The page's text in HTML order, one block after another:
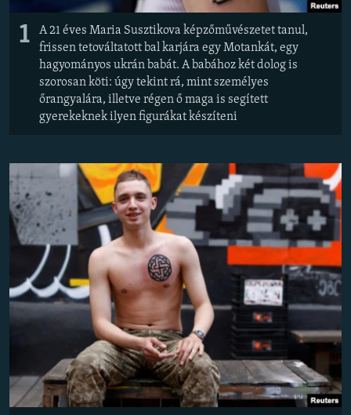
1
A 21 éves Maria Susztikova képzőművészetet tanul,
frissen tetováltatott bal karjára egy Motankát, egy
hagyományos ukrán babát. A babához két dolog is
szorosan köti: úgy tekint rá, mint személyes
őrangyalára, illetve régen ő maga is segített
gyerekeknek ilyen figurákat készíteni